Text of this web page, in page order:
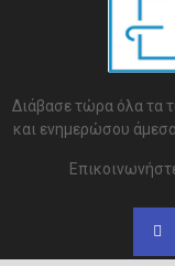
Διάβασε τώρα όλα τα
και ενημερώσου άμεσα